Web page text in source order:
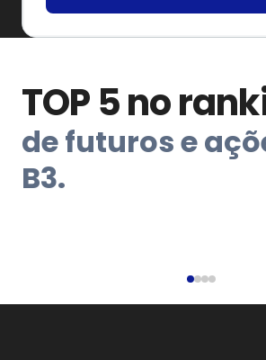
TOP 5 no
de futuros e
B3.